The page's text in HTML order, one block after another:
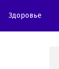
Здоровье